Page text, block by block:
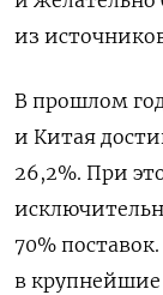
из
В прошлом
и Китая
26,2%. При
70%
в крупнейшие